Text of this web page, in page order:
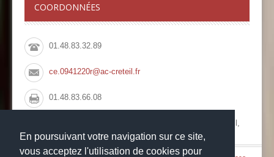
En poursuivant votre navigation sur ce site,
vous acceptez l'utilisation de cookies pour
COORDONNÉES
01.48.83.32.89
ce.0941220r@ac-creteil.fr
01.48.83.66.08
Collège François Rabelais, 10 Rue du Pont de Créteil,
94100 Saint Maur des Fossés